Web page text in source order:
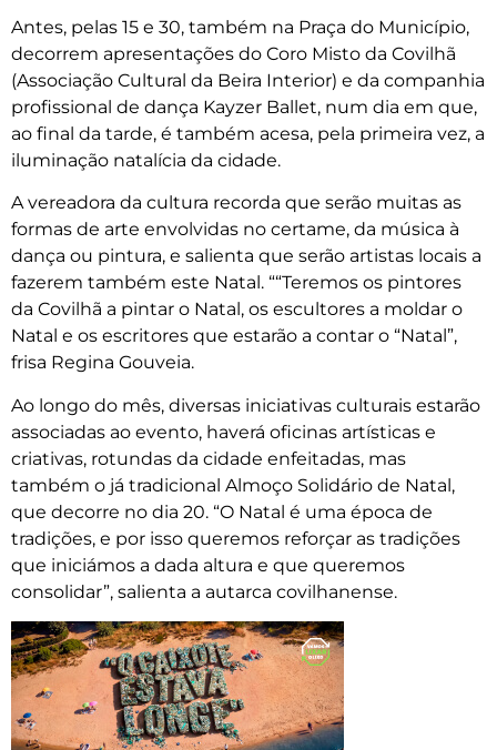
Antes, pelas 15 e 30, também na Praça do Município,
decorrem apresentações do Coro Misto da Covilhã
(Associação Cultural da Beira Interior) e da companhia
profissional de dança Kayzer Ballet, num dia em que,
ao final da tarde, é também acesa, pela primeira vez, a
iluminação natalícia da cidade.
A vereadora da cultura recorda que serão muitas as
formas de arte envolvidas no certame, da música à
dança ou pintura, e salienta que serão artistas locais a
fazerem também este Natal. ““Teremos os pintores
da Covilhã a pintar o Natal, os escultores a moldar o
Natal e os escritores que estarão a contar o “Natal”,
frisa Regina Gouveia.
Ao longo do mês, diversas iniciativas culturais estarão
associadas ao evento, haverá oficinas artísticas e
criativas, rotundas da cidade enfeitadas, mas
também o já tradicional Almoço Solidário de Natal,
que decorre no dia 20. “O Natal é uma época de
tradições, e por isso queremos reforçar as tradições
que iniciámos a dada altura e que queremos
consolidar”, salienta a autarca covilhanense.